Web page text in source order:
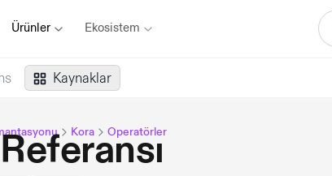
Ürünler Ekosistem
Kaynaklar
Kora Operatörler